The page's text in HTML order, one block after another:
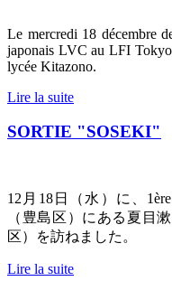
Le mercredi 18 décembre
japonais LVC au LFI Tokyo
lycée Kitazono.
Lire la suite
SORTIE "SOSEKI"
12 月 18日（水）に、
（豊島区）にある夏目
区）を訪ねました。
Lire la suite